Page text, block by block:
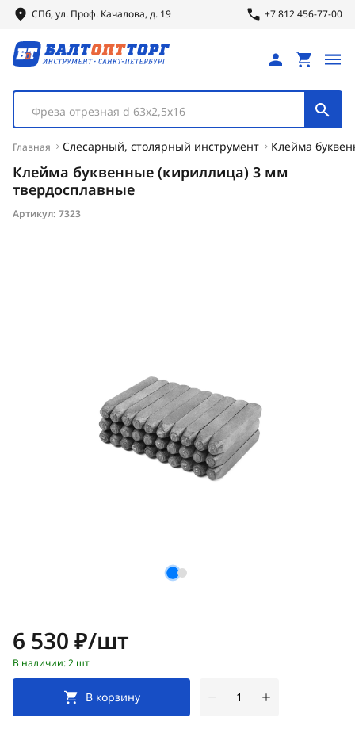
СПб, ул. Проф. Качалова, д. 19 +7 812 456-77-00
Фреза отрезная d 63х2,5х16
Главная Слесарный, столярный инструмент Клейма
Клейма буквенные (кириллица) 3 мм
твердосплавные
Артикул: 7323
Цена:
6 530 ₽/шт
В наличии: 2 шт
В корзину